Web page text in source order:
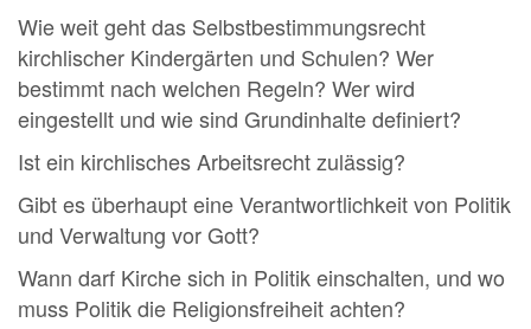
Wie weit geht das Selbstbestimmungsrecht
kirchlischer Kindergärten und Schulen? Wer
bestimmt nach welchen Regeln? Wer wird
eingestellt und wie sind Grundinhalte definiert?
Ist ein kirchlisches Arbeitsrecht zulässig?
Gibt es überhaupt eine Verantwortlichkeit von Politik
und Verwaltung vor Gott?
Wann darf Kirche sich in Politik einschalten, und wo
muss Politik die Religionsfreiheit achten?